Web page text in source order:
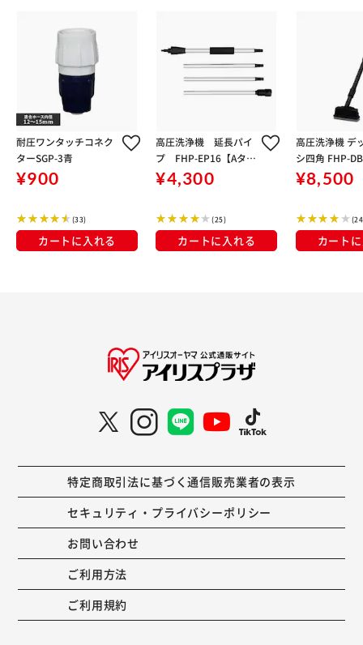
耐圧ワンタッチコネク
ターSGP-3青
¥900
(33)
カートに入れる
高圧洗浄機 延長パイ
プ FHP-EP16【Aタイ
プ】
¥4,300
(25)
カートに入れる
高圧洗浄機 デ
シ四角 FHP-DB
¥8,500
カート
特定商取引法に基づく通信販売業者の表示
セキュリティ・プライバシーポリシー
お問い合わせ
ご利用方法
ご利用規約